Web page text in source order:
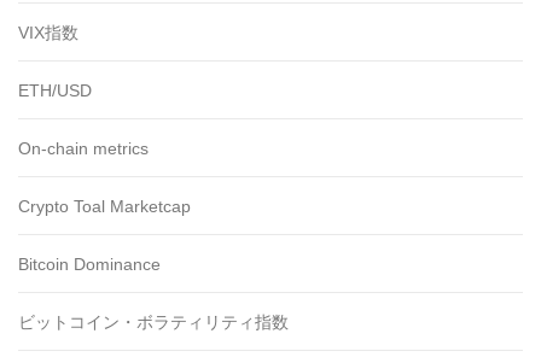
VIX指数
ETH/USD
On-chain metrics
Crypto Toal Marketcap
Bitcoin Dominance
ビットコイン・ボラティリティ指数